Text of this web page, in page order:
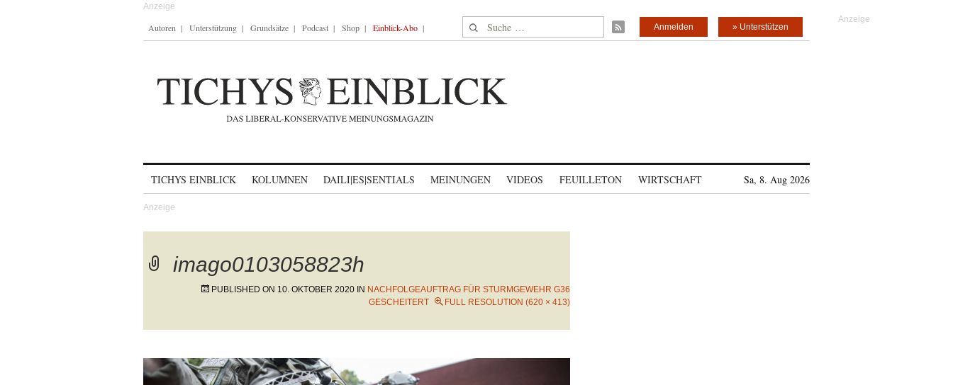
Autoren Unterstützung Grundsätze Podcast Shop Einblick-Abo Suche nach: » Unterstützen
Anmelden
TICHYS EINBLICK KOLUMNEN DAILI|ES|SENTIALS MEINUNGEN VIDEOS FEUILLETON WIRTSCHAFT Sa, 8. Aug 2026
imago0103058823h
PUBLISHED ON 10. OKTOBER 2020 IN NACHFOLGEAUFTRAG FÜR STURMGEWEHR G36
GESCHEITERT
FULL RESOLUTION (620 × 413)